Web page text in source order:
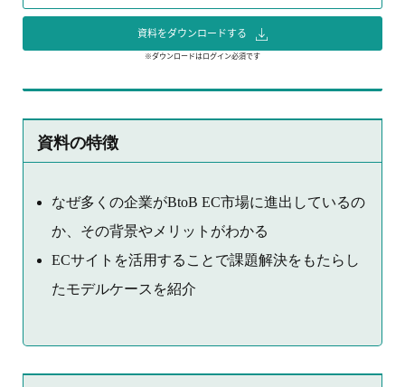
資料をダウンロードする
※ダウンロードはログイン必須です
資料の特徴
なぜ多くの企業がBtoB EC市場に進出しているの
か、その背景やメリットがわかる
ECサイトを活用することで課題解決をもたらし
たモデルケースを紹介